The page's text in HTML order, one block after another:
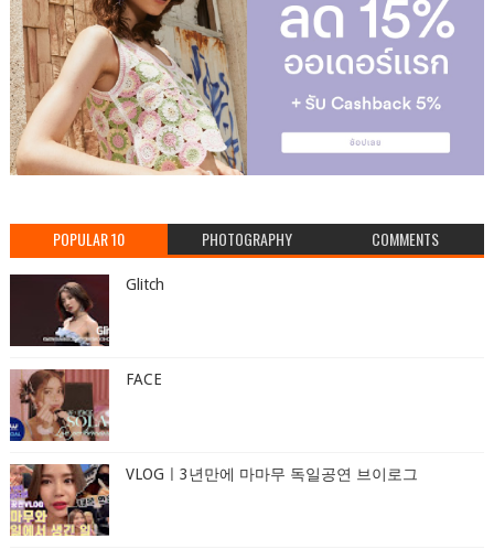
POPULAR 10 PHOTOGRAPHY COMMENTS
Glitch
FACE
VLOGㅣ3년만에 마마무 독일공연 브이로그